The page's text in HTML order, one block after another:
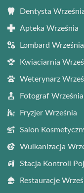
Dentysta
Apteka Września
Lombard Września
Kwiaciarnia
Weterynarz
Fotograf Września
Fryzjer Września
Salon
Wulkanizacja
Stacja Kontroli
Restauracje